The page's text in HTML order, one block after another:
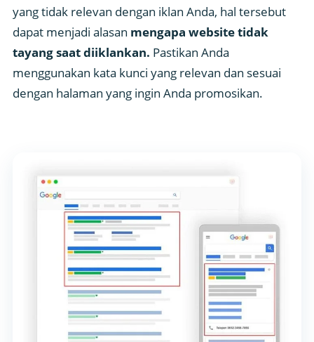
yang tidak relevan dengan iklan Anda, hal tersebut
dapat menjadi alasan mengapa website tidak
tayang saat diiklankan. Pastikan Anda
menggunakan kata kunci yang relevan dan sesuai
dengan halaman yang ingin Anda promosikan.